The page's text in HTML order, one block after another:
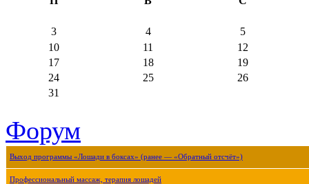
3 4
5
10
11
12
17
18
19
24
25
26
31
Форум
Выход программы «Лошади в боксах» (ранее — «Обратный отсчёт»)
Профессиональный массаж, терапия лошадей